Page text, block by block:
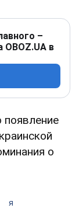
–
в
появление
о